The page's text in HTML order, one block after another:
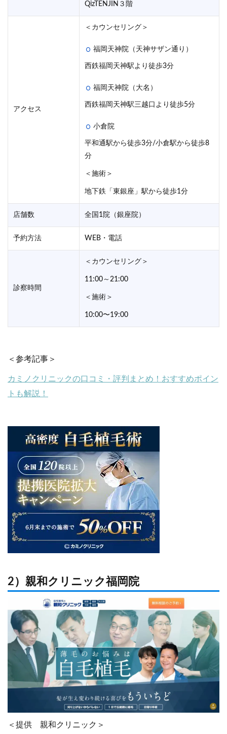
QizTENJIN３階
アクセス
＜カウンセリング＞
福岡天神院（天神サザン通り）
西鉄福岡天神駅より徒歩3分
福岡天神院（大名）
西鉄福岡天神駅三越口より徒歩5分
小倉院
平和通駅から徒歩3分/小倉駅から徒歩8
分
＜施術＞
地下鉄「東銀座」駅から徒歩1分
店舗数 全国1院（銀座院）
予約方法 WEB・電話
診察時間
＜カウンセリング＞
11:00～21:00
＜施術＞
10:00〜19:00
＜参考記事＞
カミノクリニックの口コミ・評判まとめ！おすすめポイン
トも解説！
2）親和クリニック福岡院
＜提供 親和クリニック＞